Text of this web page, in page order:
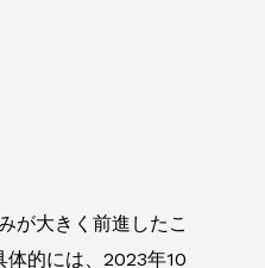
が大きく前進したこ
体的には、2023年10